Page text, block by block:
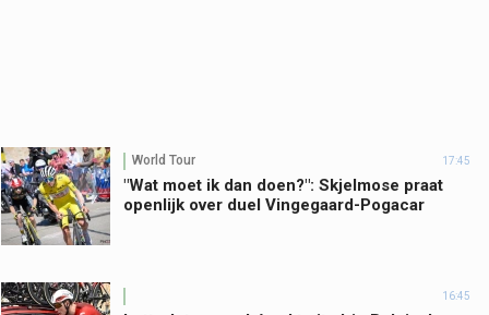
World Tour 17:45
"Wat moet ik dan doen?": Skjelmose praat
openlijk over duel Vingegaard-Pogacar
16:45